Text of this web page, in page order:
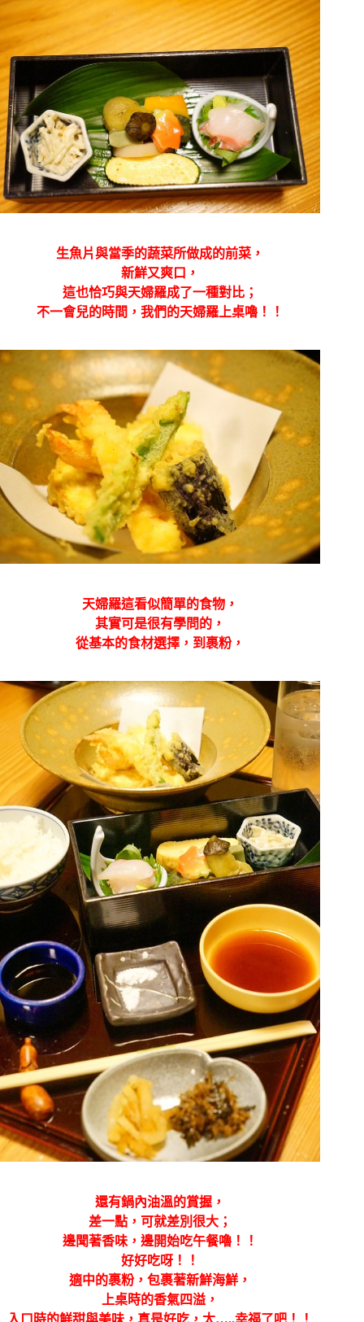
生魚片與當季的蔬菜所做成的前菜，
新鮮又爽口，
這也恰巧與天婦羅成了一種對比；
不一會兒的時間，我們的天婦羅上桌嚕！！
天婦羅這看似簡單的食物，
其實可是很有學問的，
從基本的食材選擇，到裹粉，
還有鍋內油溫的賞握，
差一點，可就差別很大；
邊聞著香味，邊開始吃午餐嚕！！
好好吃呀！！
適中的裹粉，包裹著新鮮海鮮，
上桌時的香氣四溢，